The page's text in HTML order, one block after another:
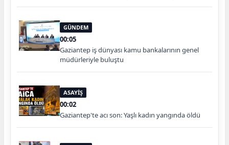
GÜNDEM
00:05
Gaziantep iş dünyası kamu bankalarının genel
müdürleriyle buluştu
ASAYİŞ
00:02
Gaziantep'te acı son: Yaşlı kadın yangında öldü